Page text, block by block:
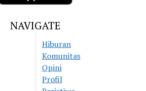
NAVIGATE
Hiburan
Komunitas
Opini
Profil